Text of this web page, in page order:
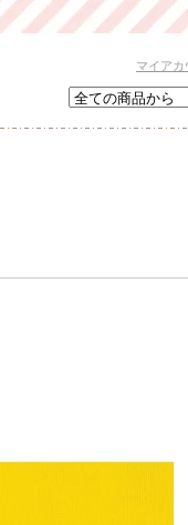
マイアカ